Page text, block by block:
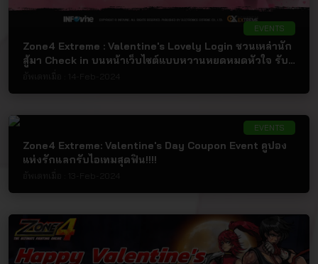
EVENTS
Zone4 Extreme : Valentine's Lovely Login ชวนเหล่านัก
สู้มา Check in บนหน้าเว็บไซต์แบบหวานหยดหมดหัวใจ รับ
EVENTS
Zone4 Extreme: Valentine's Day Coupon Event คูปอง
แห่งรักแลกรับไอเทมสุดฟิน!!!!